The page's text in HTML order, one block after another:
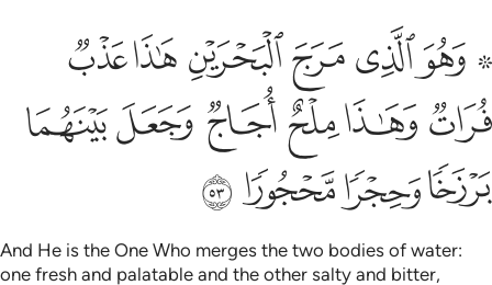
۞ وهو الذي مرج البحرين هاذا عذب فرات وهاذا ملح اجاج وجعل بينهما
۞ وَهُوَ ٱلَّذِى مَرَجَ ٱلْبَحْرَيْنِ هَـٰذَا عَذْبٌۭ فُرَاتٌۭ وَهَـٰذَا مِلْحٌ أُجَاجٌۭ
ﲩ ﲪﲫﲬﲭﲮﲯ
ﲰﲱﲲﲳ ﲴﲵ
ﲶﲷﲸﲹ
And He is the One Who merges the two bodies of water:
one fresh and palatable and the other salty and bitter,